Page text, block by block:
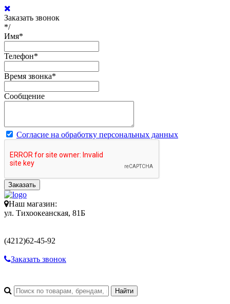
Заказать звонок
*/
Имя*
Телефон*
Время звонка*
Сообщение
Согласие на обработку персональных данных
Заказать
Наш магазин:
ул. Тихоокеанская, 81Б
(4212)62-45-92
Заказать звонок